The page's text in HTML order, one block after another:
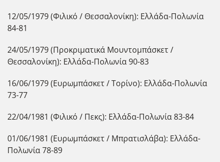
12/05/1979 (Φιλικό / Θεσσαλονίκη): Ελλάδα-Πολωνία
84-81
24/05/1979 (Προκριματικά Μουντομπάσκετ /
Θεσσαλονίκη): Ελλάδα-Πολωνία 90-83
16/06/1979 (Ευρωμπάσκετ / Τορίνο): Ελλάδα-Πολωνία
73-77
22/04/1981 (Φιλικό / Πεκς): Ελλάδα-Πολωνία 83-84
01/06/1981 (Ευρωμπάσκετ / Μπρατισλάβα): Ελλάδα-
Πολωνία 78-89